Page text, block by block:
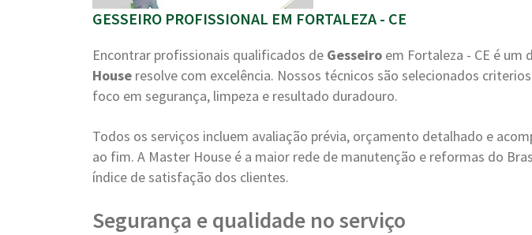
GESSEIRO PROFISSIONAL EM FORTALEZA - CE
Encontrar profissionais qualificados de Gesseiro em Fortaleza - CE é um
House resolve com excelência. Nossos técnicos são selecionados
foco em segurança, limpeza e resultado duradouro.
Todos os serviços incluem avaliação prévia, orçamento detalhado e
ao fim. A Master House é a maior rede de manutenção e reformas do
índice de satisfação dos clientes.
Segurança e qualidade no serviço